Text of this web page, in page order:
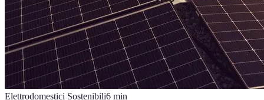
Elettrodomestici Sostenibili6 min